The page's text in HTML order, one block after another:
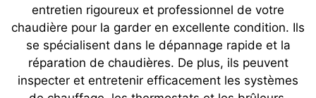
entretien rigoureux et professionnel de votre
chaudière pour la garder en excellente condition. Ils
se spécialisent dans le dépannage rapide et la
réparation de chaudières. De plus, ils peuvent
inspecter et entretenir efficacement les systèmes